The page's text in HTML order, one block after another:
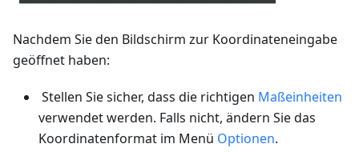
Nachdem Sie den Bildschirm zur Koordinateneingabe
geöffnet haben:
Stellen Sie sicher, dass die richtigen Maßeinheiten
verwendet werden. Falls nicht, ändern Sie das
Koordinatenformat im Menü Optionen.